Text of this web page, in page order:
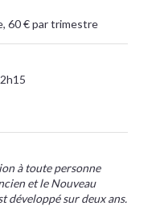
60 € par trimestre
à toute personne
et le Nouveau
développé sur deux ans.